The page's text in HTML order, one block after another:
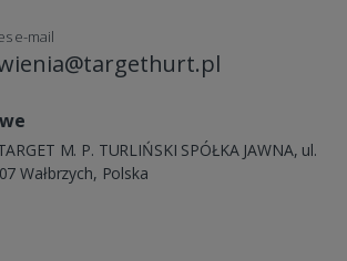
e-mail
M. P. TURLIŃSKI SPÓŁKA JAWNA, ul.
Wałbrzych, Polska